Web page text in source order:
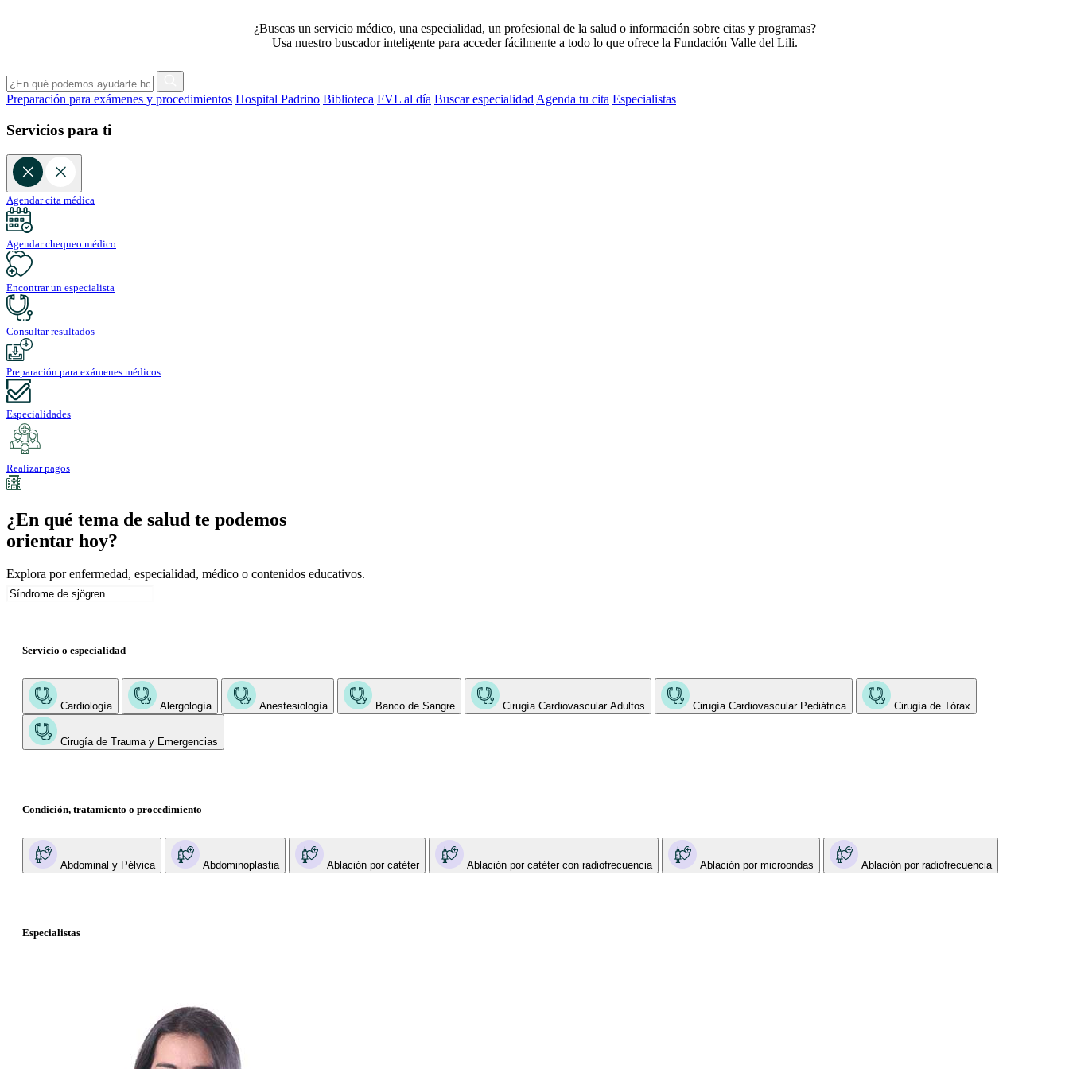
¿Buscas un servicio médico, una especialidad, un profesional de la salud o información sobre citas y programas?
Usa nuestro buscador inteligente para acceder fácilmente a todo lo que ofrece la Fundación Valle del Lili.
Preparación para exámenes y procedimientos Hospital Padrino Biblioteca FVL al día Buscar especialidad Agenda tu cita Especialistas
Servicios para ti
Agendar cita médica
Agendar chequeo médico
Encontrar un especialista
Consultar resultados
Preparación para exámenes médicos
Especialidades
Realizar pagos
¿En qué tema de salud te podemos
orientar hoy?
Explora por enfermedad, especialidad, médico o contenidos educativos.
Servicio o especialidad
Cardiología Alergología Anestesiología Banco de Sangre Cirugía Cardiovascular Adultos Cirugía Cardiovascular Pediátrica Cirugía de Tórax
Cirugía de Trauma y Emergencias
Condición, tratamiento o procedimiento
Abdominal y Pélvica Abdominoplastia Ablación por catéter Ablación por catéter con radiofrecuencia Ablación por microondas Ablación por radiofrecuencia
Especialistas